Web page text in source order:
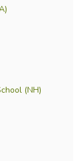
(NH)